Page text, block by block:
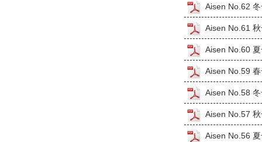
Aisen No.62
Aisen No.61
Aisen No.60
Aisen No.59
Aisen No.58
Aisen No.57
Aisen No.56